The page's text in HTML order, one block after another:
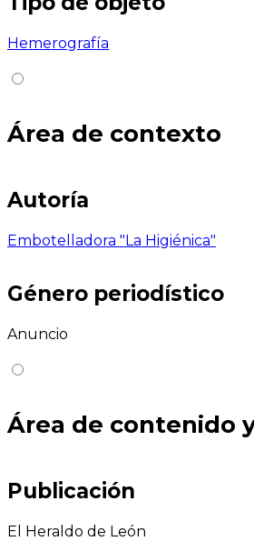
Hemerografía
Área de contexto
Autoría
Embotelladora "La Higiénica"
Género periodístico
Anuncio
Área de contenido
Publicación
El Heraldo de León